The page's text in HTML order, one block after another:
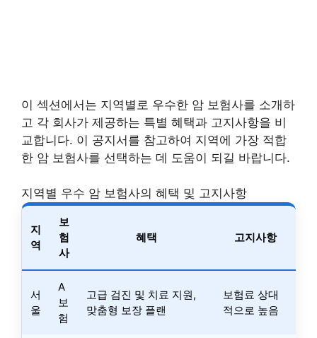
이 섹션에서는 지역별로 우수한 암 보험사를 소개하
고 각 회사가 제공하는 특별 혜택과 고지사항을 비
교합니다. 이 공지서를 참고하여 지역에 가장 적합
한 암 보험사를 선택하는 데 도움이 되길 바랍니다.
지역별 우수 암 보험사의 혜택 및 고지사항
지
역
보
험
사
혜택 고지사항
서
울
A
보
험
고급 검진 및 치료 지원,
맞춤형 보장 플랜
보험료 상대
적으로 높음